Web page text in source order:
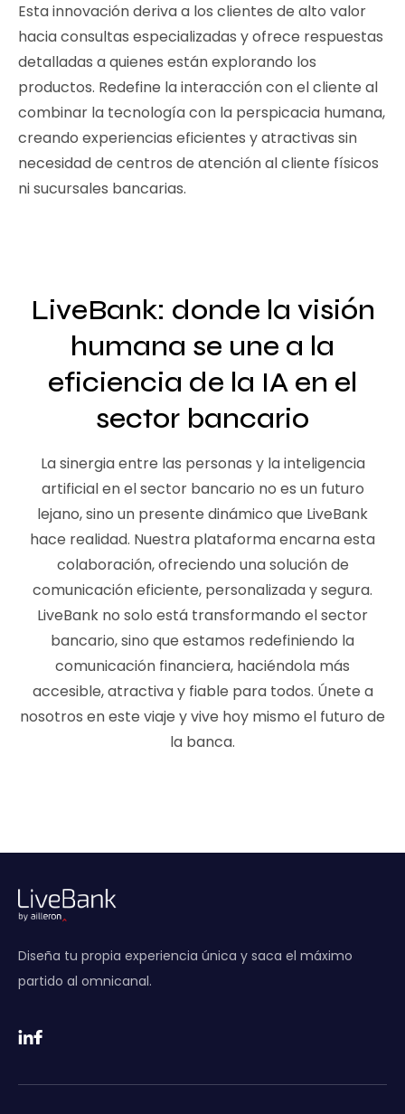
Esta innovación deriva a los clientes de alto valor
hacia consultas especializadas y ofrece respuestas
detalladas a quienes están explorando los
productos. Redefine la interacción con el cliente al
combinar la tecnología con la perspicacia humana,
creando experiencias eficientes y atractivas sin
necesidad de centros de atención al cliente físicos
ni sucursales bancarias.
LiveBank: donde la visión
humana se une a la
eficiencia de la IA en el
sector bancario
La sinergia entre las personas y la inteligencia
artificial en el sector bancario no es un futuro
lejano, sino un presente dinámico que LiveBank
hace realidad. Nuestra plataforma encarna esta
colaboración, ofreciendo una solución de
comunicación eficiente, personalizada y segura.
LiveBank no solo está transformando el sector
bancario, sino que estamos redefiniendo la
comunicación financiera, haciéndola más
accesible, atractiva y fiable para todos. Únete a
nosotros en este viaje y vive hoy mismo el futuro de
la banca.
Diseña tu propia experiencia única y saca el máximo
partido al omnicanal.